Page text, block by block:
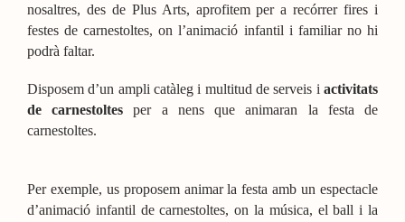
nosaltres, des de Plus Arts, aprofitem per a recórrer fires i
festes de carnestoltes, on l’animació infantil i familiar no hi
podrà faltar.
Disposem d’un ampli catàleg i multitud de serveis i activitats
de carnestoltes per a nens que animaran la festa de
carnestoltes.
Per exemple, us proposem animar la festa amb un espectacle
d’animació infantil de carnestoltes, on la música, el ball i la